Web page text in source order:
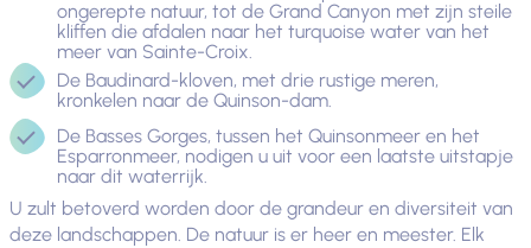
ongerepte natuur, tot de Grand Canyon met zijn steile
kliffen die afdalen naar het turquoise water van het
meer van Sainte-Croix.
De Baudinard-kloven, met drie rustige meren,
kronkelen naar de Quinson-dam.
De Basses Gorges, tussen het Quinsonmeer en het
Esparronmeer, nodigen u uit voor een laatste uitstapje
naar dit waterrijk.
U zult betoverd worden door de grandeur en diversiteit van
deze landschappen. De natuur is er heer en meester. Elk